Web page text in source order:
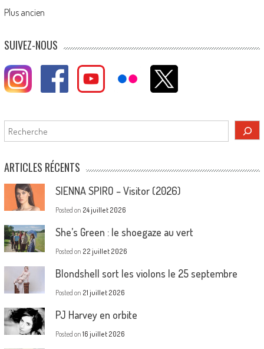
Posts
navigation
Plus ancien
SUIVEZ-NOUS
Rechercher
ARTICLES RÉCENTS
SIENNA SPIRO – Visitor (2026)
Posted on 24 juillet 2026
She’s Green : le shoegaze au vert
Posted on 22 juillet 2026
Blondshell sort les violons le 25 septembre
Posted on 21 juillet 2026
PJ Harvey en orbite
Posted on 16 juillet 2026